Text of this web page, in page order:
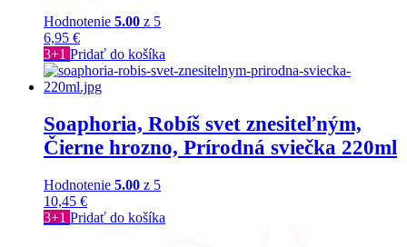
Hodnotenie 5.00 z 5
6,95 €
3+1 Pridať do košíka
Soaphoria, Robíš svet znesiteľným,
Čierne hrozno, Prírodná sviečka 220ml
Hodnotenie 5.00 z 5
10,45 €
3+1 Pridať do košíka